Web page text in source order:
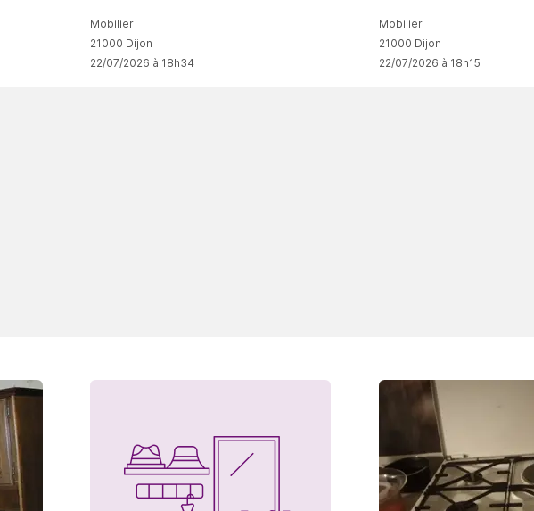
Mobilier
21000 Dijon
22/07/2026 à 18h34
Mobilier
21000 Dijon
22/07/2026 à 18h15